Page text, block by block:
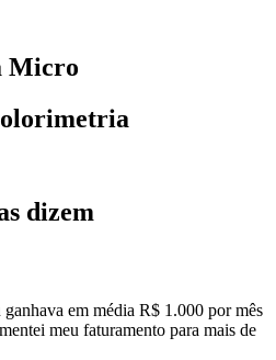
Micro
dizem
em média R$ 1.000 por mês
meu faturamento para mais de